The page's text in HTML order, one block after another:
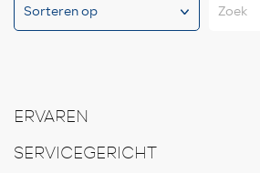
Zoek
ERVAREN
SERVICEGERICHT